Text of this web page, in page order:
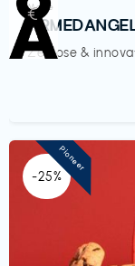
Mode
Zeitlose &
€‎
-25%
Pioneer